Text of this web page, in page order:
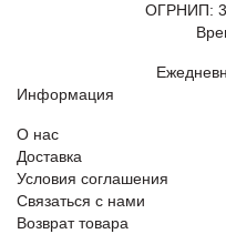
ОГРНИП:
Информация
О нас
Доставка
Условия соглашения
Связаться с нами
Возврат товара